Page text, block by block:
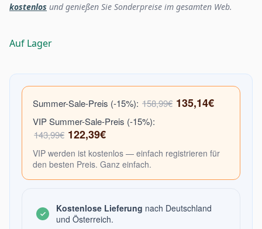
kostenlos und genießen Sie Sonderpreise im gesamten Web.
Auf Lager
Summer-Sale-Preis (-15%): 158,99€ 135,14€
VIP Summer-Sale-Preis (-15%):
143,99€ 122,39€
VIP werden ist kostenlos — einfach registrieren für
den besten Preis. Ganz einfach.
Kostenlose Lieferung nach Deutschland
und Österreich.